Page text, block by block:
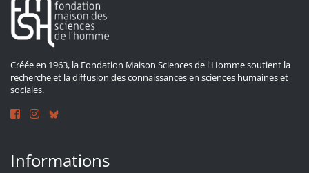
Créée en 1963, la Fondation Maison Sciences de l'Homme soutient la
recherche et la diffusion des connaissances en sciences humaines et
sociales.
Informations